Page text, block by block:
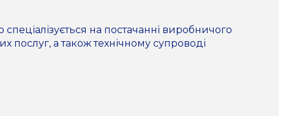
на постачанні виробничого
послуг, а також технічному супроводі